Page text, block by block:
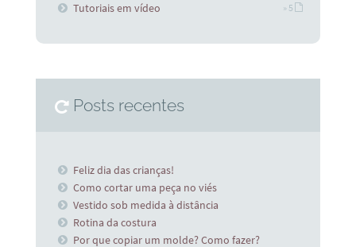
Tutoriais em vídeo » 5
Posts recentes
Feliz dia das crianças!
Como cortar uma peça no viés
Vestido sob medida à distância
Rotina da costura
Por que copiar um molde? Como fazer?